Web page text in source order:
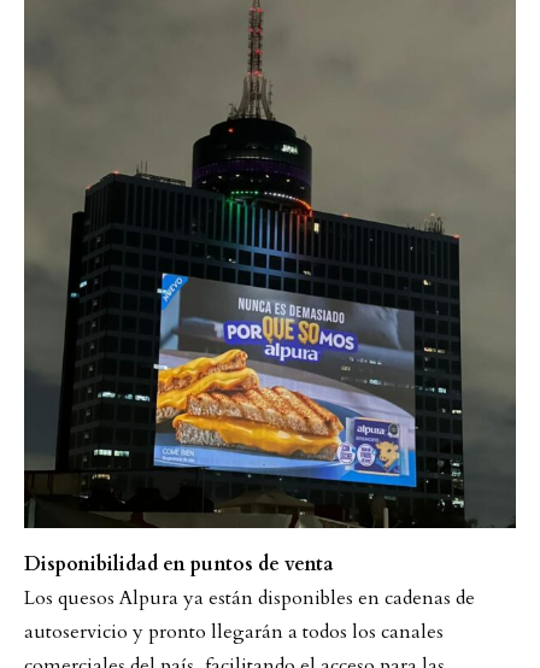
Disponibilidad en puntos de venta
Los quesos Alpura ya están disponibles en cadenas de
autoservicio y pronto llegarán a todos los canales